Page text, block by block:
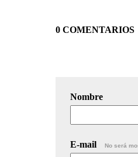
0 COMENTARIOS
Nombre
E-mail No será